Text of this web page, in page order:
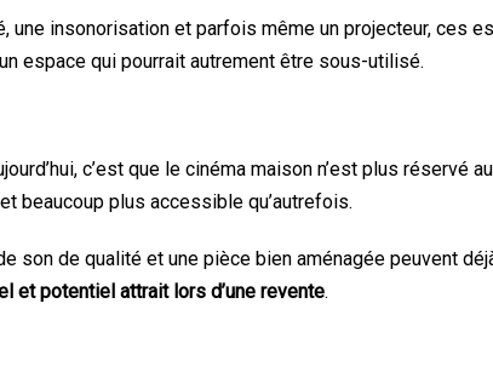
une insonorisation et parfois même un projecteur, ces
espace qui pourrait autrement être sous-utilisé.
c’est que le cinéma maison n’est plus
beaucoup plus accessible qu’autrefois.
son de qualité et une pièce bien aménagée peuvent
et potentiel attrait lors d’une revente.